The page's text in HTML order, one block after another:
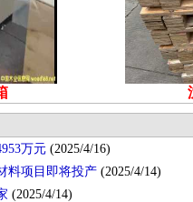
万元 (2025/4/16)
料项目即将投产 (2025/4/14)
(2025/4/14)